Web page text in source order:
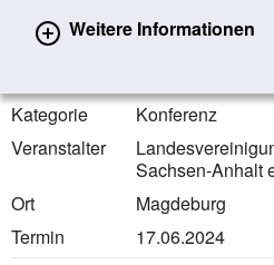
Weitere Informationen
Gesund in
Kategorie
Konferenz
Veranstalter
Sachsen-Anhalt
Ort
Magdeburg
Termin
17.06.2024